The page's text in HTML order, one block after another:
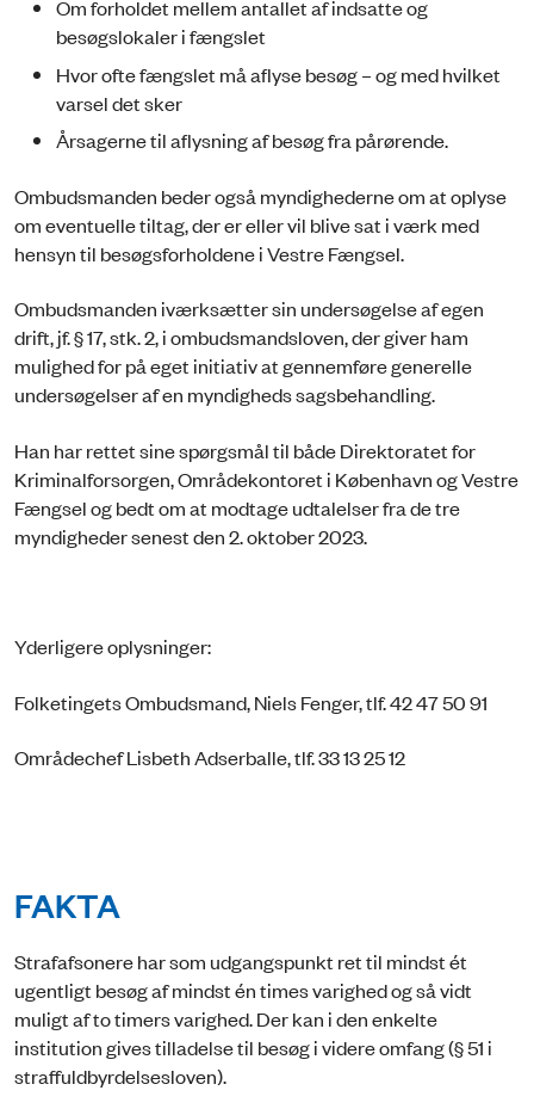
Om forholdet mellem antallet af indsatte og
besøgslokaler i fængslet
Hvor ofte fængslet må aflyse besøg – og med hvilket
varsel det sker
Årsagerne til aflysning af besøg fra pårørende.
Ombudsmanden beder også myndighederne om at oplyse
om eventuelle tiltag, der er eller vil blive sat i værk med
hensyn til besøgsforholdene i Vestre Fængsel.
Ombudsmanden iværksætter sin undersøgelse af egen
drift, jf. § 17, stk. 2, i ombudsmandsloven, der giver ham
mulighed for på eget initiativ at gennemføre generelle
undersøgelser af en myndigheds sagsbehandling.
Han har rettet sine spørgsmål til både Direktoratet for
Kriminalforsorgen, Områdekontoret i København og Vestre
Fængsel og bedt om at modtage udtalelser fra de tre
myndigheder senest den 2. oktober 2023.
Yderligere oplysninger:
Folketingets Ombudsmand, Niels Fenger, tlf. 42 47 50 91
Områdechef Lisbeth Adserballe, tlf. 33 13 25 12
FAKTA
Strafafsonere har som udgangspunkt ret til mindst ét
ugentligt besøg af mindst én times varighed og så vidt
muligt af to timers varighed. Der kan i den enkelte
institution gives tilladelse til besøg i videre omfang (§ 51 i
straffuldbyrdelsesloven).